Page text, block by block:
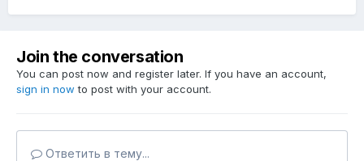
Join the conversation
You can post now and register later. If you have an account,
sign in now to post with your account.
Ответить в тему...